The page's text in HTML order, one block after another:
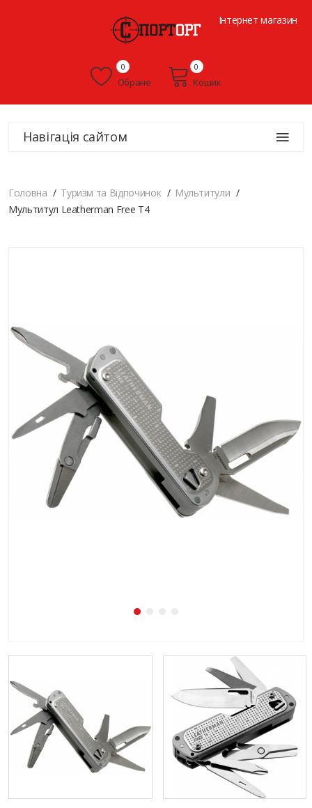
Інтернет магазин
Обране
0
Кошик
0
Навігація сайтом
Головна Туризм та Відпочинок
Мультитули
Мультитул Leatherman Free T4